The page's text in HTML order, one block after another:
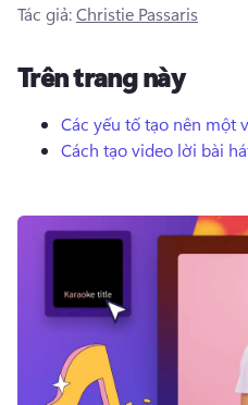
Dùng thử miễn phí
Tác giả:Christie Passaris
Trên trang này
Các yếu tố tạo nên một
Cách tạo video lời bài